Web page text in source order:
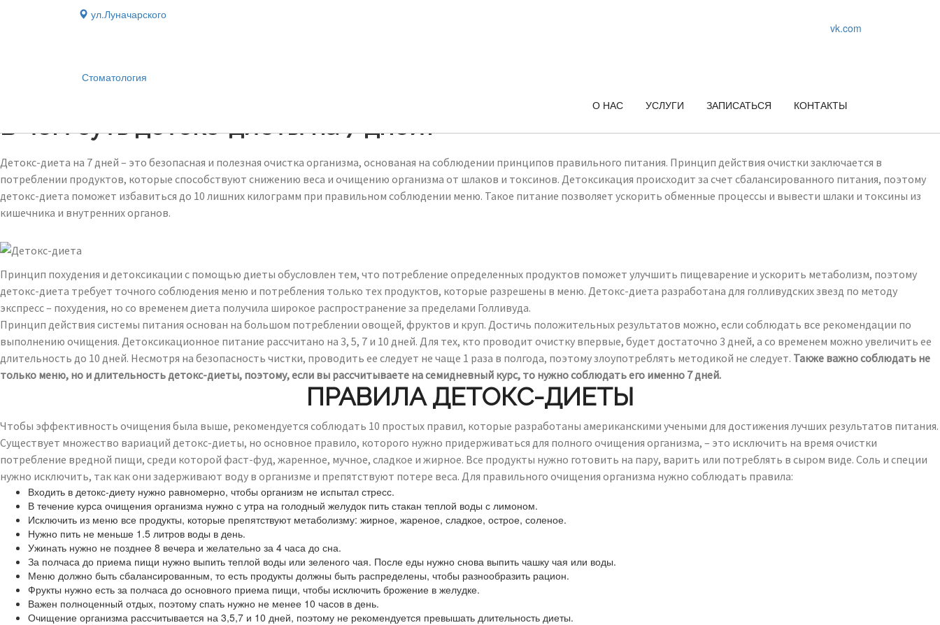
ул.Луначарского
vk.com
Стоматология
О НАС
УСЛУГИ ЗАПИСАТЬСЯ КОНТАКТЫ
В чем суть детокс-диеты на 7 дней?
Детокс-диета на 7 дней – это безопасная и полезная очистка организма, основаная на соблюдении принципов правильного питания. Принцип действия очистки заключается в
потреблении продуктов, которые способствуют снижению веса и очищению организма от шлаков и токсинов. Детоксикация происходит за счет сбалансированного питания, поэтому
детокс-диета поможет избавиться до 10 лишних килограмм при правильном соблюдении меню. Такое питание позволяет ускорить обменные процессы и вывести шлаки и токсины из
кишечника и внутренних органов.
Принцип похудения и детоксикации с помощью диеты обусловлен тем, что потребление определенных продуктов поможет улучшить пищеварение и ускорить метаболизм, поэтому
детокс-диета требует точного соблюдения меню и потребления только тех продуктов, которые разрешены в меню. Детокс-диета разработана для голливудских звезд по методу
экспресс – похудения, но со временем диета получила широкое распространение за пределами Голливуда.
Принцип действия системы питания основан на большом потреблении овощей, фруктов и круп. Достичь положительных результатов можно, если соблюдать все рекомендации по
выполнению очищения. Детоксикационное питание рассчитано на 3, 5, 7 и 10 дней. Для тех, кто проводит очистку впервые, будет достаточно 3 дней, а со временем можно увеличить ее
длительность до 10 дней. Несмотря на безопасность чистки, проводить ее следует не чаще 1 раза в полгода, поэтому злоупотреблять методикой не следует. Также важно соблюдать не
только меню, но и длительность детокс-диеты, поэтому, если вы рассчитываете на семидневный курс, то нужно соблюдать его именно 7 дней.
ПРАВИЛА ДЕТОКС-ДИЕТЫ
Чтобы эффективность очищения была выше, рекомендуется соблюдать 10 простых правил, которые разработаны американскими учеными для достижения лучших результатов питания.
Существует множество вариаций детокс-диеты, но основное правило, которого нужно придерживаться для полного очищения организма, – это исключить на время очистки
потребление вредной пищи, среди которой фаст-фуд, жаренное, мучное, сладкое и жирное. Все продукты нужно готовить на пару, варить или потреблять в сыром виде. Соль и специи
нужно исключить, так как они задерживают воду в организме и препятствуют потере веса. Для правильного очищения организма нужно соблюдать правила:
Входить в детокс-диету нужно равномерно, чтобы организм не испытал стресс.
В течение курса очищения организма нужно с утра на голодный желудок пить стакан теплой воды с лимоном.
Исключить из меню все продукты, которые препятствуют метаболизму: жирное, жареное, сладкое, острое, соленое.
Нужно пить не меньше 1.5 литров воды в день.
Ужинать нужно не позднее 8 вечера и желательно за 4 часа до сна.
За полчаса до приема пищи нужно выпить теплой воды или зеленого чая. После еды нужно снова выпить чашку чая или воды.
Меню должно быть сбалансированным, то есть продукты должны быть распределены, чтобы разнообразить рацион.
Фрукты нужно есть за полчаса до основного приема пищи, чтобы исключить брожение в желудке.
Важен полноценный отдых, поэтому спать нужно не менее 10 часов в день.
Очищение организма рассчитывается на 3,5,7 и 10 дней, поэтому не рекомендуется превышать длительность диеты.